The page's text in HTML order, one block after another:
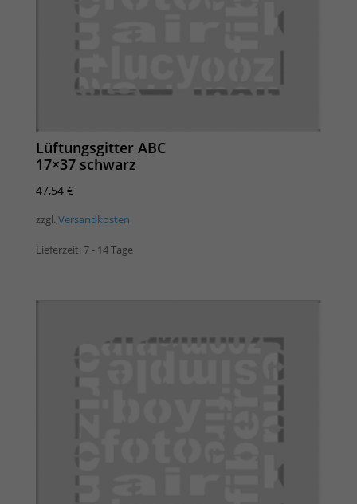
Lüftungsgitter ABC
17×37 schwarz
47,54 €
zzgl. Versandkosten
Lieferzeit: 7 - 14 Tage